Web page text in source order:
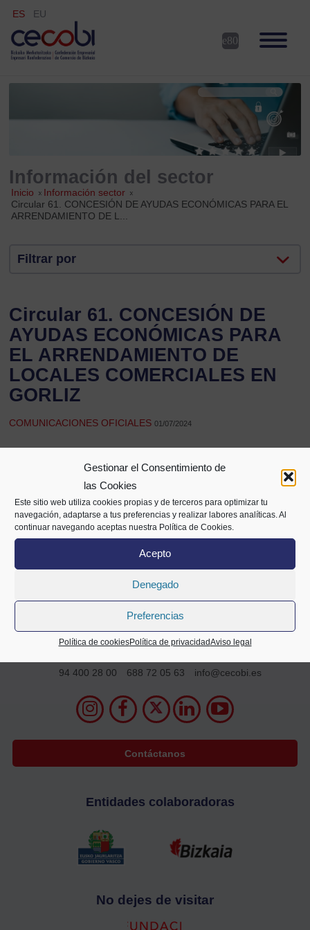
Gestionar el Consentimiento de
las Cookies
Este sitio web utiliza cookies propias y de terceros para optimizar tu
navegación, adaptarse a tus preferencias y realizar labores analíticas. Al
continuar navegando aceptas nuestra Política de Cookies.
Acepto
Denegado
Preferencias
Política de cookiesPolítica de privacidadAviso legal
ES EU
Información del sector
Inicio » Información sector »
Circular 61. CONCESIÓN DE AYUDAS ECONÓMICAS PARA EL
ARRENDAMIENTO DE L...
Filtrar por
Circular 61. CONCESIÓN DE
AYUDAS ECONÓMICAS PARA
EL ARRENDAMIENTO DE
LOCALES COMERCIALES EN
GORLIZ
COMUNICACIONES OFICIALES01/07/2024
Alameda Mazarredo 69,
2º planta
94 400 28 00
688 72 05 63 info@cecobi.es
Contáctanos
Entidades colaboradoras
No dejes de visitar